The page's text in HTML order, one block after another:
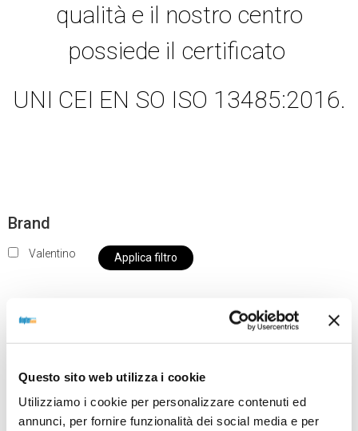
Questo sito web utilizza i cookie
Utilizziamo i cookie per personalizzare contenuti ed
annunci, per fornire funzionalità dei social media e per
qualità e il nostro centro
possiede il certificato
UNI CEI EN SO ISO 13485:2016.
Brand
Valentino Applica filtro
nostro negozio non saranno disponibili per la
da OTTICA DIOPTER